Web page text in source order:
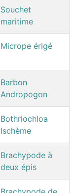
Souchet
maritime
Micrope érigé
Barbon
Andropogon
Bothriochloa
Ischème
Brachypode à
deux épis